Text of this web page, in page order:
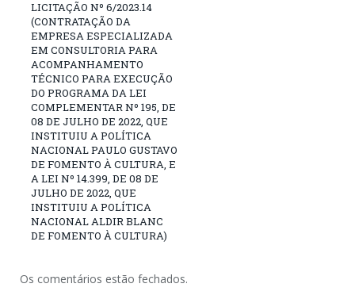
LICITAÇÃO Nº 6/2023.14
(CONTRATAÇÃO DA
EMPRESA ESPECIALIZADA
EM CONSULTORIA PARA
ACOMPANHAMENTO
TÉCNICO PARA EXECUÇÃO
DO PROGRAMA DA LEI
COMPLEMENTAR Nº 195, DE
08 DE JULHO DE 2022, QUE
INSTITUIU A POLÍTICA
NACIONAL PAULO GUSTAVO
DE FOMENTO À CULTURA, E
A LEI Nº 14.399, DE 08 DE
JULHO DE 2022, QUE
INSTITUIU A POLÍTICA
NACIONAL ALDIR BLANC
DE FOMENTO À CULTURA)
Os comentários estão fechados.